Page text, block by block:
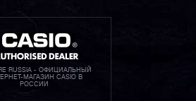
RUSSIA - ОФИЦИАЛЬНЫЙ
МАГАЗИН CASIO В
РОССИИ